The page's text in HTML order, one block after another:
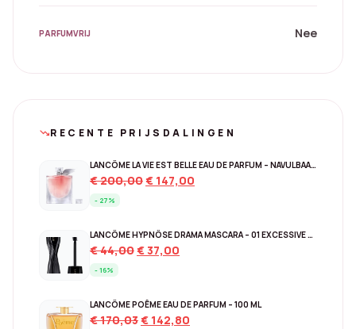
PARFUMVRIJ Nee
trending_downRECENTE PRIJSDALINGEN
LANCÔME LA VIE EST BELLE EAU DE PARFUM – NAVULBAAR 150 ML
€200,00Original
€ 200,00.
€ 147,00
- 27%
LANCÔME HYPNÔSE DRAMA MASCARA – 01 EXCESSIVE BLACK
€44,00Original
€ 44,00.
€37,00
- 16%
LANCÔME POÊME EAU DE PARFUM – 100 ML
€170,03Original
€ 142,80